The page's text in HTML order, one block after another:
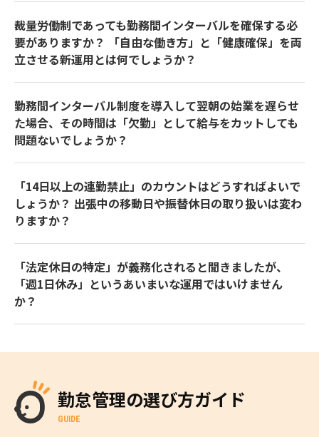
裁量労働制であっても勤務間インターバルを確保する必
要がありますか？ 「自由な働き方」と「健康確保」を両
立させる新運用とは何でしょうか？
勤務間インターバル制度を導入して翌朝の始業を遅らせ
た場合、その時間は「欠勤」として給与をカットしても
問題ないでしょうか？
「14日以上の連勤禁止」のカウントはどうすればよいで
しょうか？ 出張中の移動日や振替休日の取り扱いは変わ
りますか？
「法定休日の特定」が義務化されると聞きましたが、
「週1日休み」というあいまいな運用ではいけません
か？
勤怠管理の選び方ガイド
GUIDE